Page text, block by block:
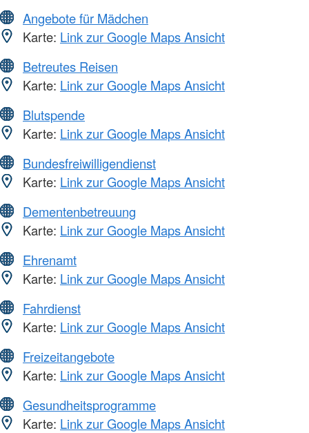
Angebote für Mädchen
Karte: Link zur Google Maps Ansicht
Betreutes Reisen
Karte: Link zur Google Maps Ansicht
Blutspende
Karte: Link zur Google Maps Ansicht
Bundesfreiwilligendienst
Karte: Link zur Google Maps Ansicht
Dementenbetreuung
Karte: Link zur Google Maps Ansicht
Ehrenamt
Karte: Link zur Google Maps Ansicht
Fahrdienst
Karte: Link zur Google Maps Ansicht
Freizeitangebote
Karte: Link zur Google Maps Ansicht
Gesundheitsprogramme
Karte: Link zur Google Maps Ansicht